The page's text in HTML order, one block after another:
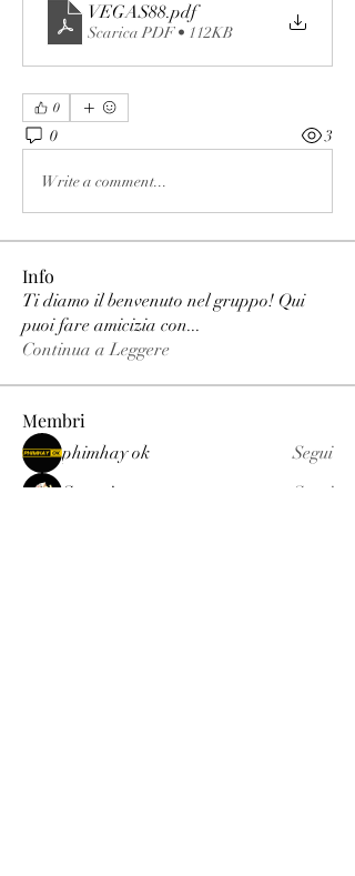
VEGAS88.pdf
Scarica PDF • 112KB
0
0 3
Write a comment...
Info
Ti diamo il benvenuto nel gruppo! Qui
puoi fare amicizia con...
Continua a Leggere
Membri
phimhay ok
Segui
Sun win
Segui